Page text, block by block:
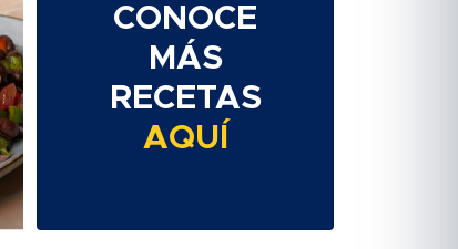
CONOCE
MÁS
RECETAS
AQUÍ